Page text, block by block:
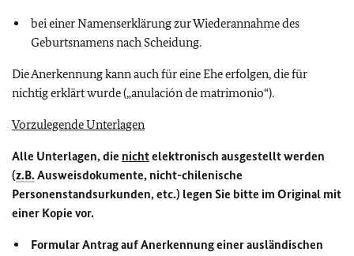
bei einer Namenserklärung zur Wiederannahme des
Geburtsnamens nach Scheidung.
Die Anerkennung kann auch für eine Ehe erfolgen, die für
nichtig erklärt wurde („anulación de matrimonio“).
Vorzulegende Unterlagen
Alle Unterlagen, die nichtelektronisch ausgestellt werden
(z.B. Ausweisdokumente, nicht-chilenische
Personenstandsurkunden, etc.) legen Sie bitte im Original mit
einer Kopie vor.
Formular Antrag auf Anerkennung einer ausländischen